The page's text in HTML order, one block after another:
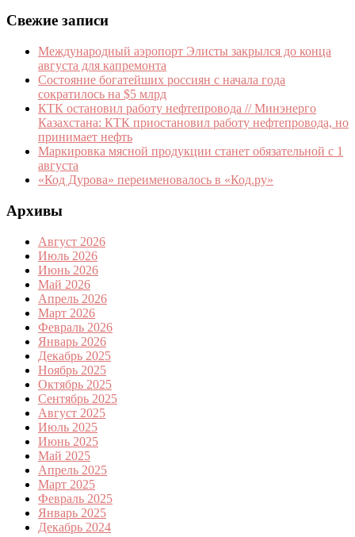
Свежие записи
Международный аэропорт Элисты закрылся до конца
августа для капремонта
Состояние богатейших россиян с начала года
сократилось на $5 млрд
КТК остановил работу нефтепровода // Минэнерго
Казахстана: КТК приостановил работу нефтепровода, но
принимает нефть
Маркировка мясной продукции станет обязательной с 1
августа
«Код Дурова» переименовалось в «Код.ру»
Архивы
Август 2026
Июль 2026
Июнь 2026
Май 2026
Апрель 2026
Март 2026
Февраль 2026
Январь 2026
Декабрь 2025
Ноябрь 2025
Октябрь 2025
Сентябрь 2025
Август 2025
Июль 2025
Июнь 2025
Май 2025
Апрель 2025
Март 2025
Февраль 2025
Январь 2025
Декабрь 2024